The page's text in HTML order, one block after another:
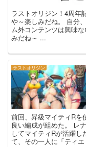
ラストオリジン！4周年
や～楽しみだね。 自分
ム外コンテンツは興味
みだね～ ...
ラストオリジン
前回、昇級マイティRを
良い編成が組めた。 レ
してマイティRが活躍
て、その一人に「ティ